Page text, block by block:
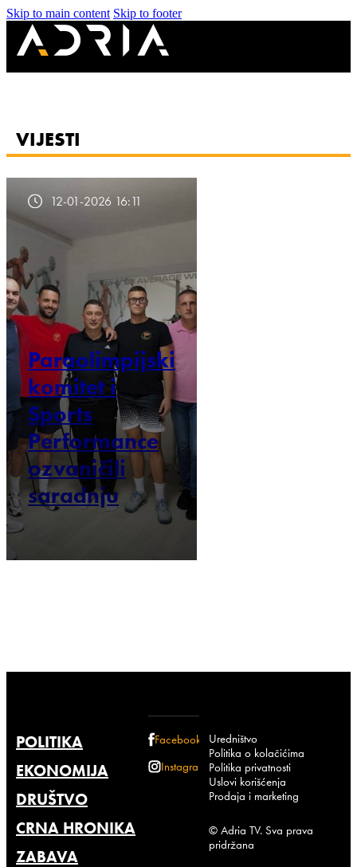
Skip to main content Skip to footer
VIJESTI
12-01-2026 16:11
Paraolimpijski
komitet i
Sports
Performance
ozvaničili
saradnju
POLITIKA
EKONOMIJA
DRUŠTVO
CRNA HRONIKA
ZABAVA
Facebook
Instagram
Uredništvo
Politika o kolačićima
Politika privatnosti
Uslovi korišćenja
Prodaja i marketing
© Adria TV. Sva prava
pridržana